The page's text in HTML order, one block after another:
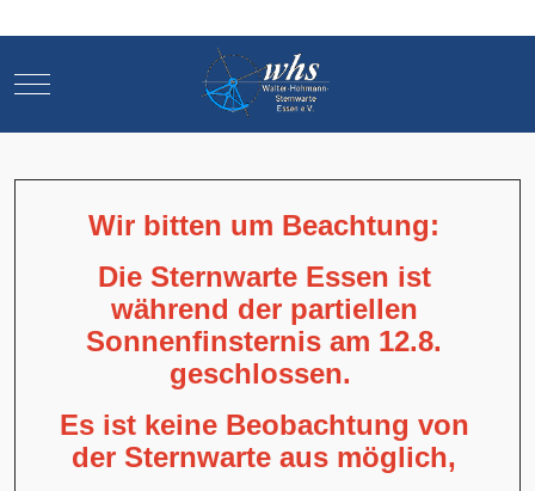
Mobile Menu Toggle
Wir bitten um Beachtung:
Die Sternwarte Essen ist
während der partiellen
Sonnenfinsternis am 12.8.
geschlossen.
Es ist keine Beobachtung von
der Sternwarte aus möglich,